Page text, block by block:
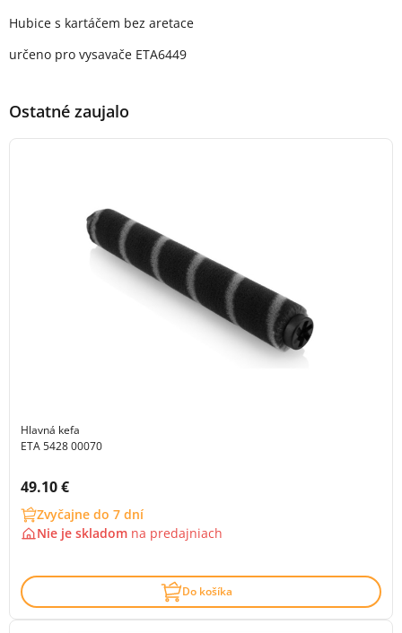
Hubice s kartáčem bez aretace
určeno pro vysavače ETA6449
Ostatné zaujalo
Hlavná kefa
ETA 5428 00070
Cena s DPH:
49.10 €
Zvyčajne do 7 dní
Nie je skladom na predajniach
Do košíka